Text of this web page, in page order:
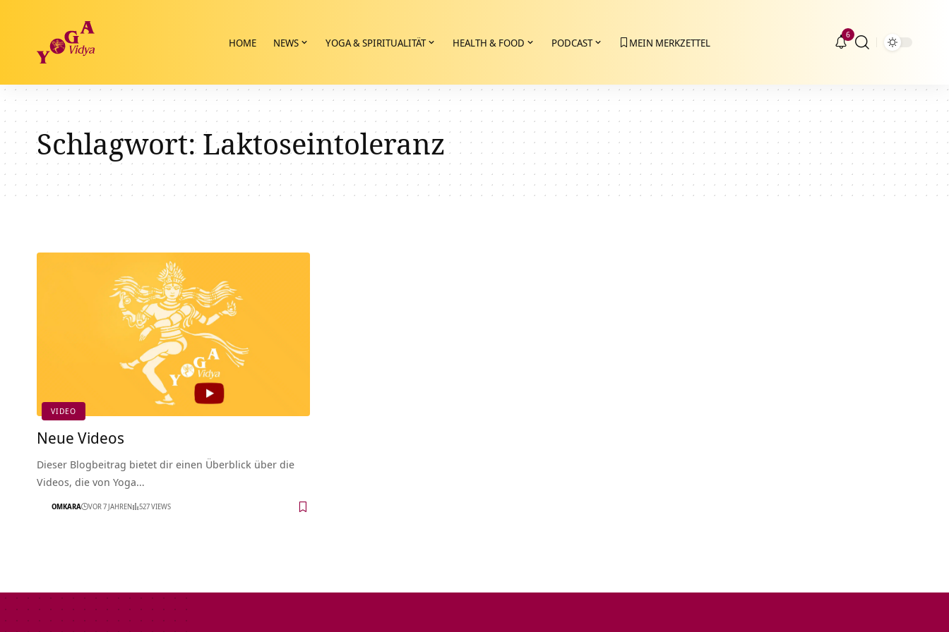
HOME NEWS YOGA & SPIRITUALITÄT HEALTH & FOOD PODCAST MEIN MERKZETTEL
6
Schlagwort:Laktoseintoleranz
VIDEO
Neue Videos
Dieser Blogbeitrag bietet dir einen Überblick über die
Videos, die von Yoga…
OMKARA VOR 7 JAHREN 527 VIEWS